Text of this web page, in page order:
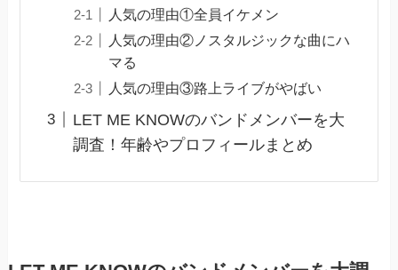
人気の理由①全員イケメン
人気の理由②ノスタルジックな曲にハ
マる
人気の理由③路上ライブがやばい
LET ME KNOWのバンドメンバーを大
調査！年齢やプロフィールまとめ